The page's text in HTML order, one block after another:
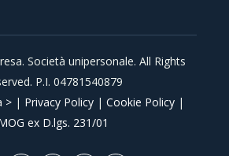
Società unipersonale. All Rights
P.I. 04781540879
>| Privacy Policy| Cookie Policy|
ex D.lgs. 231/01